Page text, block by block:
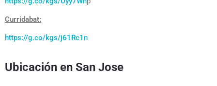
Curridabat:
https://g.co/kgs/j61Rc1n
Ubicación en San Jose